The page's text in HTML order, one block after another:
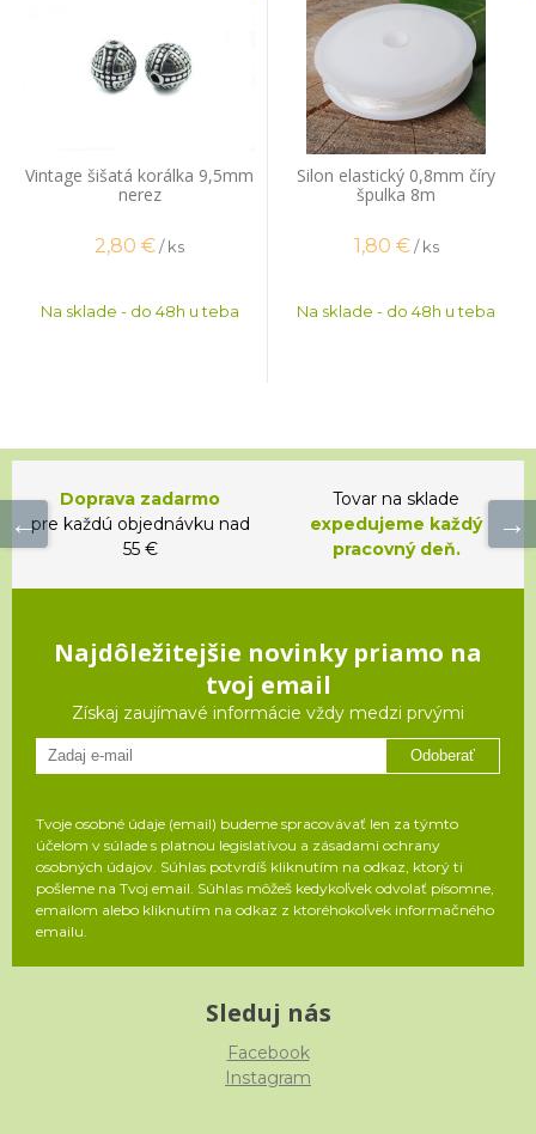
Vintage šišatá korálka 9,5mm
nerez
2,80 €/ ks
Na sklade - do 48h u teba
Silon elastický 0,8mm číry
špulka 8m
1,80 € / ks
Na sklade - do 48h u teba
Doprava zadarmo
pre každú objednávku nad
55 €
Tovar na sklade
expedujeme každý
pracovný deň.
Najdôležitejšie novinky priamo na
tvoj email
Získaj zaujímavé informácie vždy medzi prvými
Odoberať
Tvoje osobné údaje (email) budeme spracovávať len za týmto
účelom v súlade s platnou legislatívou a zásadami ochrany
osobných údajov. Súhlas potvrdíš kliknutím na odkaz, ktorý ti
pošleme na Tvoj email. Súhlas môžeš kedykoľvek odvolať písomne,
emailom alebo kliknutím na odkaz z ktoréhokoľvek informačného
emailu.
Sleduj nás
Facebook
Instagram